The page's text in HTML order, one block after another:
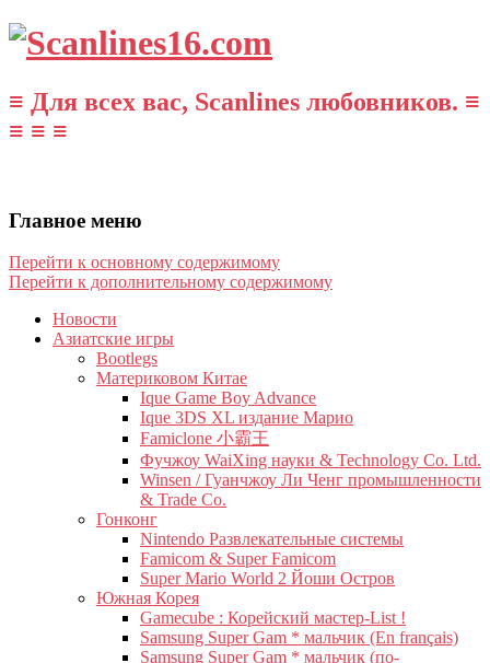
≡ Для всех вас, Scanlines любовников. ≡
≡ ≡ ≡
Главное меню
Перейти к основному содержимому
Перейти к дополнительному содержимому
Новости
Азиатские игры
Bootlegs
Материковом Китае
Ique Game Boy Advance
Ique 3DS XL издание Марио
Famiclone 小霸王
Фучжоу WaiXing науки & Technology Co. Ltd.
Winsen / Гуанчжоу Ли Ченг промышленности
& Trade Co.
Гонконг
Nintendo Развлекательные системы
Famicom & Super Famicom
Super Mario World 2 Йоши Остров
Южная Корея
Gamecube : Корейский мастер-List !
Samsung Super Gam * мальчик (En français)
Samsung Super Gam * мальчик (по-